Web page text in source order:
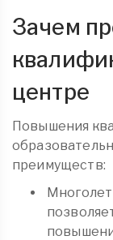
Зачем
центре
Повышения
преимуществ: